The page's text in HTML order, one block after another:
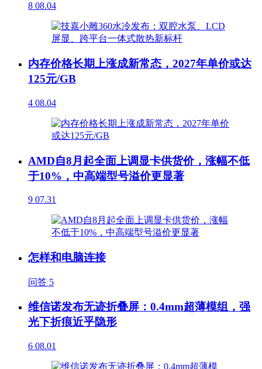
8 08.04
内存价格长期上涨成新常态，2027年单价或达
125元/GB
4 08.04
AMD自8月起全面上调显卡供货价，涨幅不低
于10%，中高端型号溢价更显著
9 07.31
怎样和电脑连接
问答 5
维信诺发布无迹折叠屏：0.4mm超薄模组，强
光下折痕近乎隐形
6 08.01